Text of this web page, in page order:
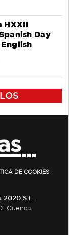
HXXII
Day
DE COOKIES
S.L.
Cuenca